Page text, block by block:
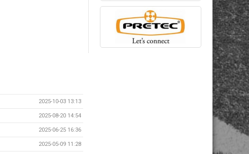
2025-10-03 13:13
2025-08-20 14:54
2025-06-25 16:36
2025-05-09 11:28